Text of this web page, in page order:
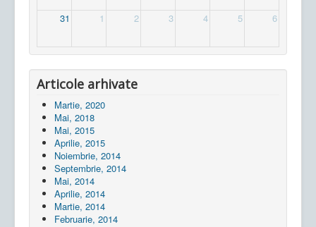
31 1 2 3 4 5 6
Articole arhivate
Martie, 2020
Mai, 2018
Mai, 2015
Aprilie, 2015
Noiembrie, 2014
Septembrie, 2014
Mai, 2014
Aprilie, 2014
Martie, 2014
Februarie, 2014